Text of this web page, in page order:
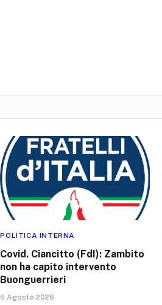
POLITICA INTERNA
Covid. Ciancitto (FdI): Zambito
non ha capito intervento
Buonguerrieri
6 Agosto 2026